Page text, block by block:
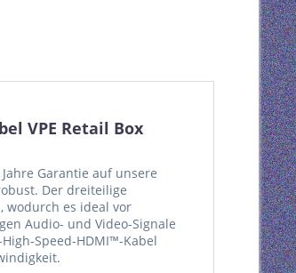
VPE Retail Box
Garantie auf unsere
Der dreiteilige
wodurch es ideal vor
Audio- und Video-Signale
Speed-HDMI™-Kabel